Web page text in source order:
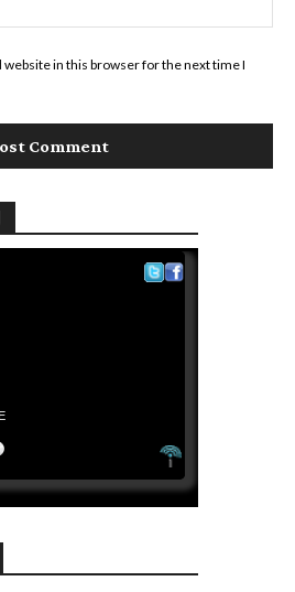
website in this browser for the next time I